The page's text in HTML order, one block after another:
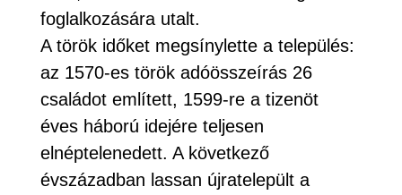
foglalkozására utalt.
A török időket megsínylette a település:
az 1570-es török adóösszeírás 26
családot említett, 1599-re a tizenöt
éves háború idejére teljesen
elnéptelenedett. A következő
évszázadban lassan újratelepült a